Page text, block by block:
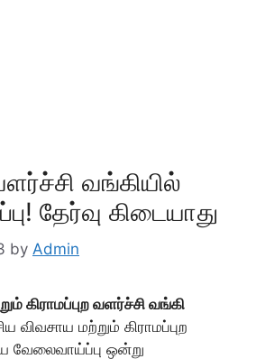
வங்கியில்
தேர்வு கிடையாது
by Admin
கிராமப்புற வளர்ச்சி வங்கி
விவசாய மற்றும் கிராமப்புற
வேலைவாய்ப்பு ஒன்று